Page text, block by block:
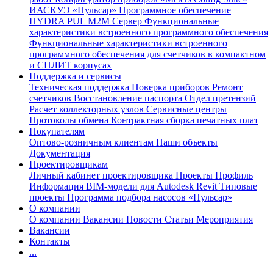
ИАСКУЭ «Пульсар» Программное обеспечение
HYDRA PUL M2M Сервер Функциональные
характеристики встроенного программного обеспечения
Функциональные характеристики встроенного
программного обеспечения для счетчиков в компактном
и СПЛИТ корпусах
Поддержка и сервисы
Техническая поддержка Поверка приборов Ремонт
счетчиков Восстановление паспорта Отдел претензий
Расчет коллекторных узлов Сервисные центры
Протоколы обмена Контрактная сборка печатных плат
Покупателям
Оптово-розничным клиентам Наши объекты
Документация
Проектировщикам
Личный кабинет проектировщика Проекты Профиль
Информация BIM-модели для Autodesk Revit Типовые
проекты Программа подбора насосов «Пульсар»
О компании
О компании Вакансии Новости Статьи Мероприятия
Вакансии
Контакты
...